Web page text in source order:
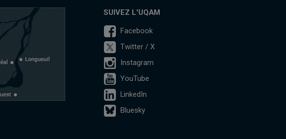
SUIVEZ L'UQAM
Facebook
Twitter / X
Instagram
YouTube
LinkedIn
Bluesky